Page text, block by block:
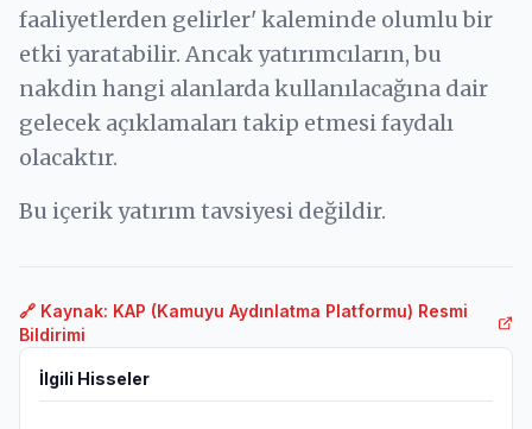
faaliyetlerden gelirler' kaleminde olumlu bir
etki yaratabilir. Ancak yatırımcıların, bu
nakdin hangi alanlarda kullanılacağına dair
gelecek açıklamaları takip etmesi faydalı
olacaktır.
Bu içerik yatırım tavsiyesi değildir.
🔗 Kaynak: KAP (Kamuyu Aydınlatma Platformu) Resmi
Bildirimi
İlgili Hisseler